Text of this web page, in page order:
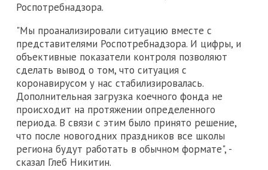
Роспотребнадзора.
"Мы проанализировали ситуацию вместе с
представителями Роспотребнадзора. И цифры, и
объективные показатели контроля позволяют
сделать вывод о том, что ситуация с
коронавирусом у нас стабилизировалась.
Дополнительная загрузка коечного фонда не
происходит на протяжении определенного
периода. В связи с этим было принято решение,
что после новогодних праздников все школы
региона будут работать в обычном формате", -
сказал Глеб Никитин.